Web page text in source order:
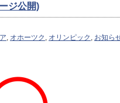
ジ公開)
, オホーツク , オリンピック , お知ら